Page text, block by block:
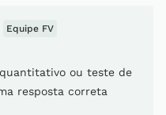
Equipe FV
ou teste de
resposta correta